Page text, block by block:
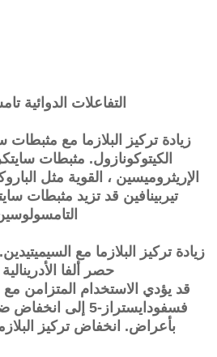
التفاعلات الدوائية
زيادة تركيز البلازما مع
الكيتوكونازول. مثبطات
الإريثروميسين ، القوية مثل
تيربينافين قد تزيد مثبطات
زيادة تركيز البلازما مع
حصر ألفا
قد يؤدي الاستخدام المتزامن
فسفودايستراز-5
إلى انخفاض
بأعراض. انخفاض تركيز